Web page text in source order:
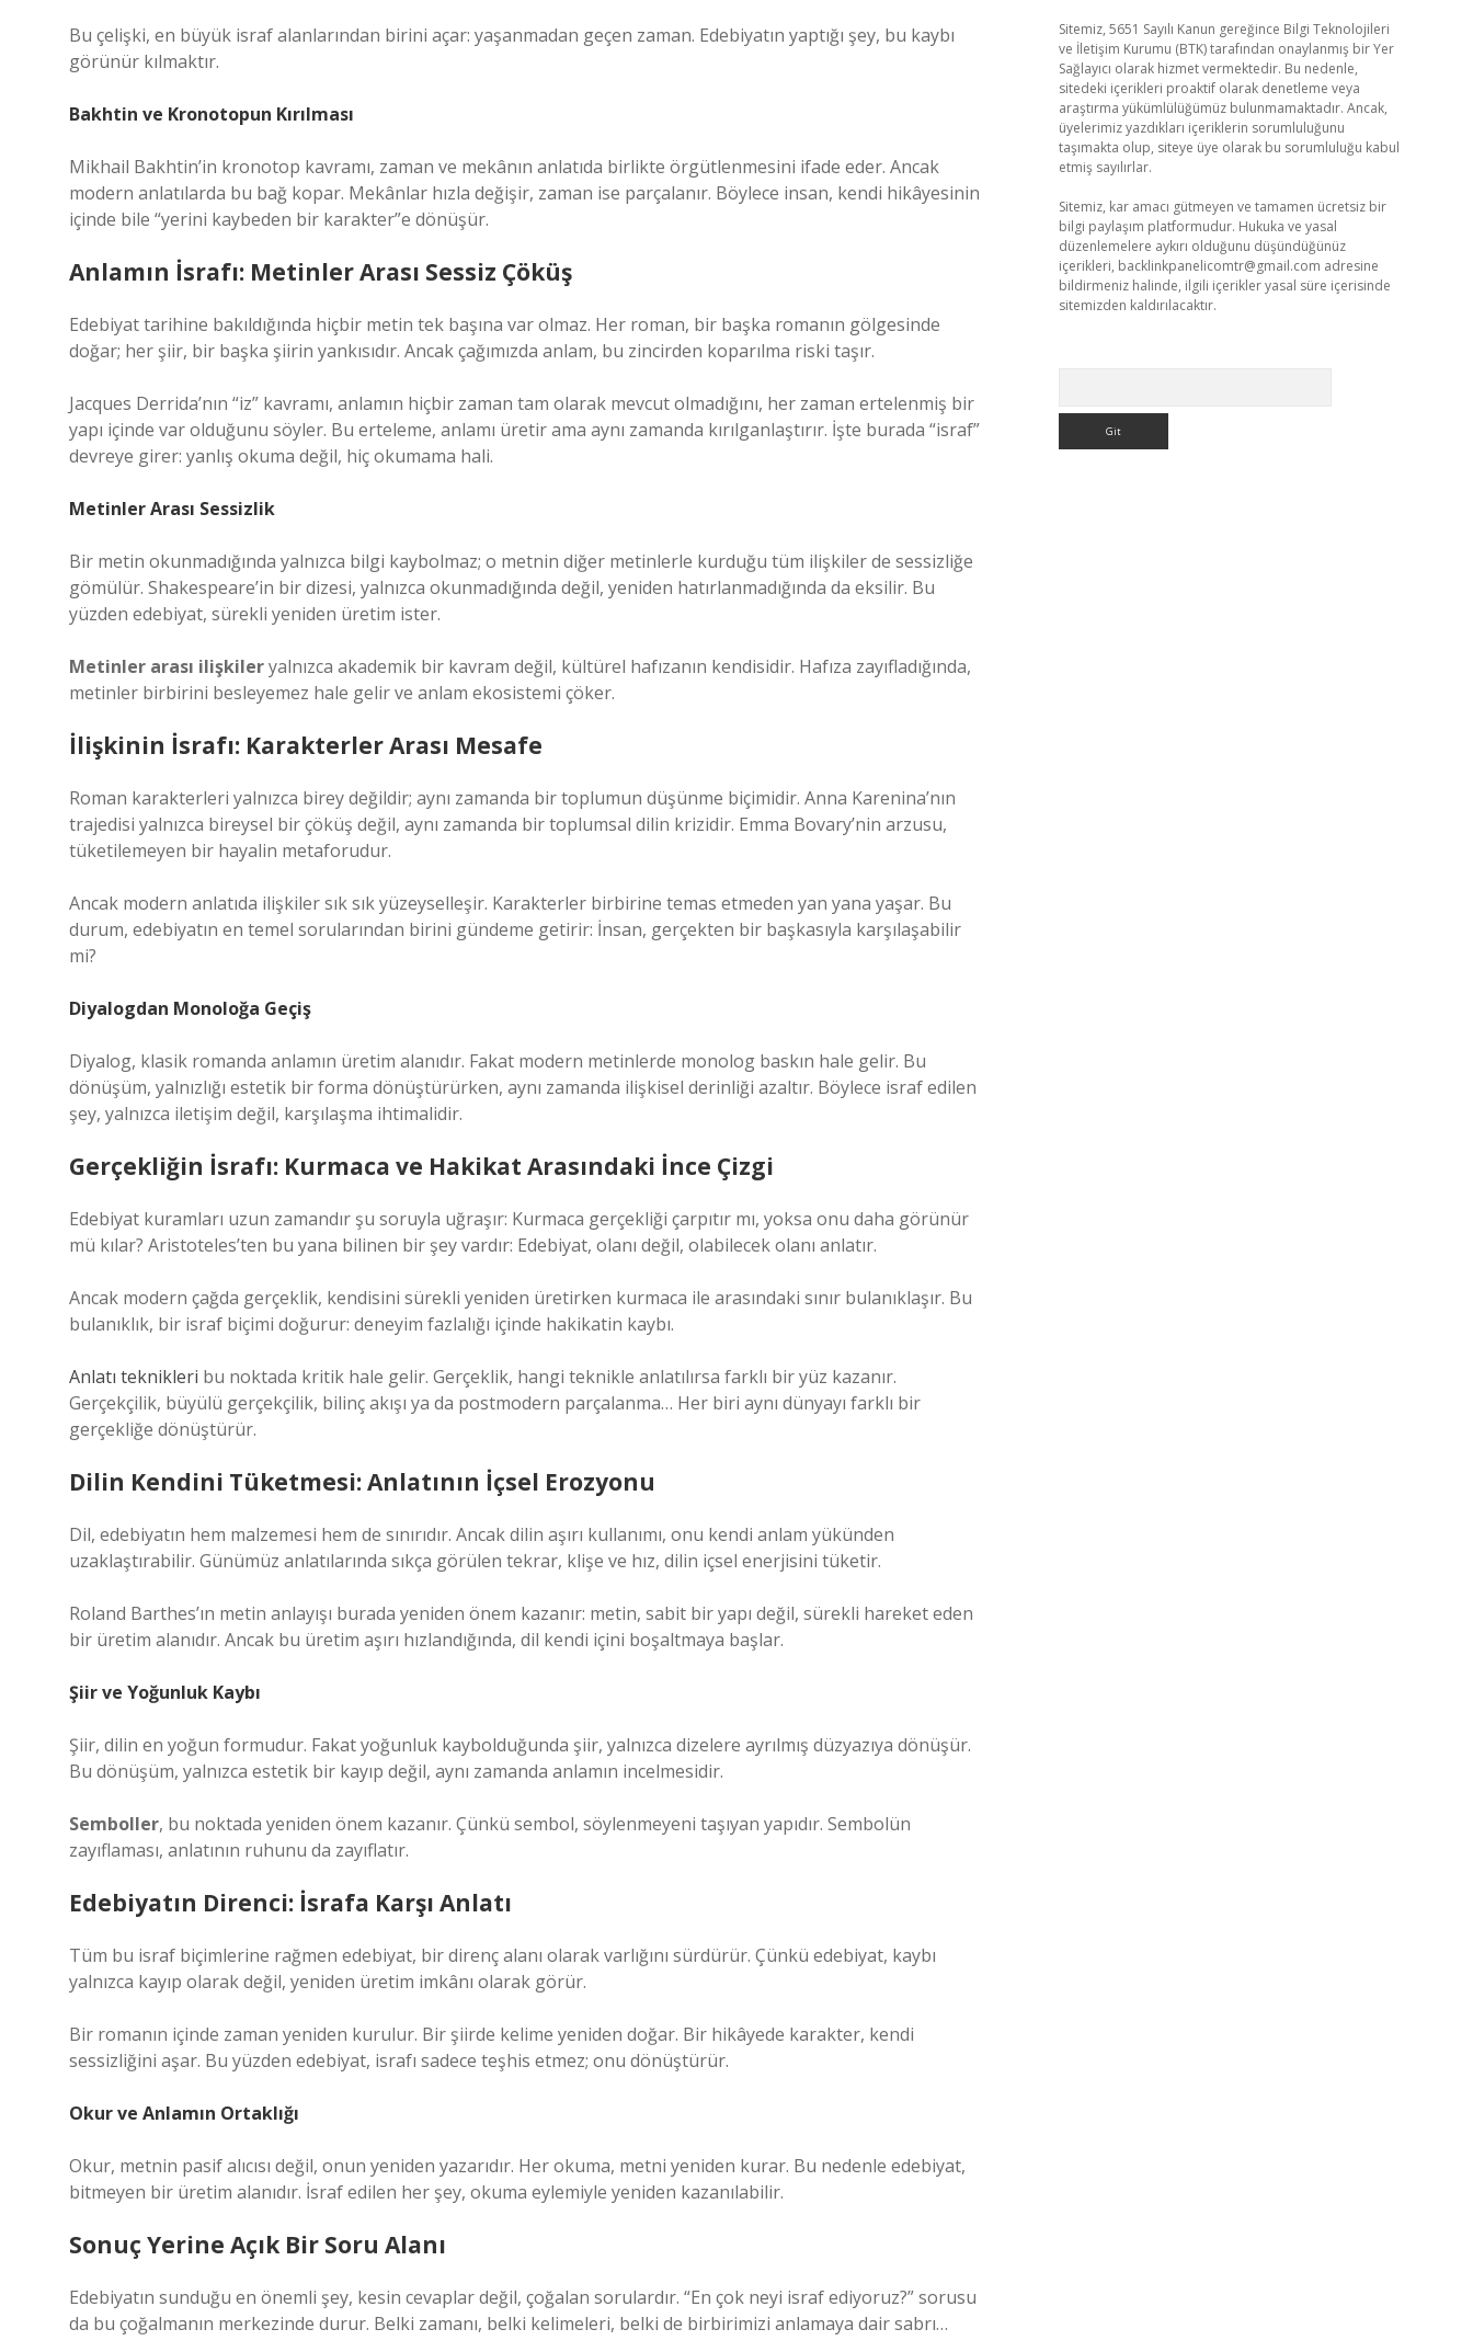
Bu çelişki, en büyük israf alanlarından birini açar: yaşanmadan geçen zaman. Edebiyatın yaptığı şey, bu kaybı
görünür kılmaktır.
Bakhtin ve Kronotopun Kırılması
Mikhail Bakhtin’in kronotop kavramı, zaman ve mekânın anlatıda birlikte örgütlenmesini ifade eder. Ancak
modern anlatılarda bu bağ kopar. Mekânlar hızla değişir, zaman ise parçalanır. Böylece insan, kendi hikâyesinin
içinde bile “yerini kaybeden bir karakter”e dönüşür.
Anlamın İsrafı: Metinler Arası Sessiz Çöküş
Edebiyat tarihine bakıldığında hiçbir metin tek başına var olmaz. Her roman, bir başka romanın gölgesinde
doğar; her şiir, bir başka şiirin yankısıdır. Ancak çağımızda anlam, bu zincirden koparılma riski taşır.
Jacques Derrida’nın “iz” kavramı, anlamın hiçbir zaman tam olarak mevcut olmadığını, her zaman ertelenmiş bir
yapı içinde var olduğunu söyler. Bu erteleme, anlamı üretir ama aynı zamanda kırılganlaştırır. İşte burada “israf”
devreye girer: yanlış okuma değil, hiç okumama hali.
Metinler Arası Sessizlik
Bir metin okunmadığında yalnızca bilgi kaybolmaz; o metnin diğer metinlerle kurduğu tüm ilişkiler de sessizliğe
gömülür. Shakespeare’in bir dizesi, yalnızca okunmadığında değil, yeniden hatırlanmadığında da eksilir. Bu
yüzden edebiyat, sürekli yeniden üretim ister.
Metinler arası ilişkileryalnızca akademik bir kavram değil, kültürel hafızanın kendisidir. Hafıza zayıfladığında,
metinler birbirini besleyemez hale gelir ve anlam ekosistemi çöker.
İlişkinin İsrafı: Karakterler Arası Mesafe
Roman karakterleri yalnızca birey değildir; aynı zamanda bir toplumun düşünme biçimidir. Anna Karenina’nın
trajedisi yalnızca bireysel bir çöküş değil, aynı zamanda bir toplumsal dilin krizidir. Emma Bovary’nin arzusu,
tüketilemeyen bir hayalin metaforudur.
Ancak modern anlatıda ilişkiler sık sık yüzeyselleşir. Karakterler birbirine temas etmeden yan yana yaşar. Bu
durum, edebiyatın en temel sorularından birini gündeme getirir: İnsan, gerçekten bir başkasıyla karşılaşabilir
mi?
Diyalogdan Monoloğa Geçiş
Diyalog, klasik romanda anlamın üretim alanıdır. Fakat modern metinlerde monolog baskın hale gelir. Bu
dönüşüm, yalnızlığı estetik bir forma dönüştürürken, aynı zamanda ilişkisel derinliği azaltır. Böylece israf edilen
şey, yalnızca iletişim değil, karşılaşma ihtimalidir.
Gerçekliğin İsrafı: Kurmaca ve Hakikat Arasındaki İnce Çizgi
Edebiyat kuramları uzun zamandır şu soruyla uğraşır: Kurmaca gerçekliği çarpıtır mı, yoksa onu daha görünür
mü kılar? Aristoteles’ten bu yana bilinen bir şey vardır: Edebiyat, olanı değil, olabilecek olanı anlatır.
Ancak modern çağda gerçeklik, kendisini sürekli yeniden üretirken kurmaca ile arasındaki sınır bulanıklaşır. Bu
bulanıklık, bir israf biçimi doğurur: deneyim fazlalığı içinde hakikatin kaybı.
Anlatı teknikleri bu noktada kritik hale gelir. Gerçeklik, hangi teknikle anlatılırsa farklı bir yüz kazanır.
Gerçekçilik, büyülü gerçekçilik, bilinç akışı ya da postmodern parçalanma… Her biri aynı dünyayı farklı bir
gerçekliğe dönüştürür.
Dilin Kendini Tüketmesi: Anlatının İçsel Erozyonu
Dil, edebiyatın hem malzemesi hem de sınırıdır. Ancak dilin aşırı kullanımı, onu kendi anlam yükünden
uzaklaştırabilir. Günümüz anlatılarında sıkça görülen tekrar, klişe ve hız, dilin içsel enerjisini tüketir.
Roland Barthes’ın metin anlayışı burada yeniden önem kazanır: metin, sabit bir yapı değil, sürekli hareket eden
bir üretim alanıdır. Ancak bu üretim aşırı hızlandığında, dil kendi içini boşaltmaya başlar.
Şiir ve Yoğunluk Kaybı
Şiir, dilin en yoğun formudur. Fakat yoğunluk kaybolduğunda şiir, yalnızca dizelere ayrılmış düzyazıya dönüşür.
Bu dönüşüm, yalnızca estetik bir kayıp değil, aynı zamanda anlamın incelmesidir.
Semboller, bu noktada yeniden önem kazanır. Çünkü sembol, söylenmeyeni taşıyan yapıdır. Sembolün
zayıflaması, anlatının ruhunu da zayıflatır.
Edebiyatın Direnci: İsrafa Karşı Anlatı
Tüm bu israf biçimlerine rağmen edebiyat, bir direnç alanı olarak varlığını sürdürür. Çünkü edebiyat, kaybı
yalnızca kayıp olarak değil, yeniden üretim imkânı olarak görür.
Bir romanın içinde zaman yeniden kurulur. Bir şiirde kelime yeniden doğar. Bir hikâyede karakter, kendi
sessizliğini aşar. Bu yüzden edebiyat, israfı sadece teşhis etmez; onu dönüştürür.
Okur ve Anlamın Ortaklığı
Okur, metnin pasif alıcısı değil, onun yeniden yazarıdır. Her okuma, metni yeniden kurar. Bu nedenle edebiyat,
bitmeyen bir üretim alanıdır. İsraf edilen her şey, okuma eylemiyle yeniden kazanılabilir.
Sonuç Yerine Açık Bir Soru Alanı
Edebiyatın sunduğu en önemli şey, kesin cevaplar değil, çoğalan sorulardır. “En çok neyi israf ediyoruz?” sorusu
da bu çoğalmanın merkezinde durur. Belki zamanı, belki kelimeleri, belki de birbirimizi anlamaya dair sabrı…
Sitemiz, 5651 Sayılı Kanun gereğince Bilgi Teknolojileri
ve İletişim Kurumu (BTK) tarafından onaylanmış bir Yer
Sağlayıcı olarak hizmet vermektedir. Bu nedenle,
sitedeki içerikleri proaktif olarak denetleme veya
araştırma yükümlülüğümüz bulunmamaktadır. Ancak,
üyelerimiz yazdıkları içeriklerin sorumluluğunu
taşımakta olup, siteye üye olarak bu sorumluluğu kabul
etmiş sayılırlar.
Sitemiz, kar amacı gütmeyen ve tamamen ücretsiz bir
bilgi paylaşım platformudur. Hukuka ve yasal
düzenlemelere aykırı olduğunu düşündüğünüz
içerikleri, backlinkpanelicomtr@gmail.com adresine
bildirmeniz halinde, ilgili içerikler yasal süre içerisinde
sitemizden kaldırılacaktır.